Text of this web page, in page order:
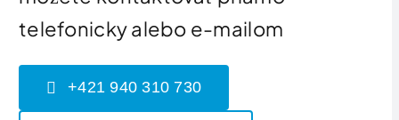
telefonicky alebo e-mailom
+421 940 310 730